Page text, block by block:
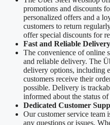
promotions and discounts
personalized offers and a
customers to return
offer special discounts for
Fast and Reliable Delivery
The convenience of online
and reliable delivery. The
delivery options, including
customers receive their
possible. Delivery is
informed about the status
Dedicated Customer
Our customer service team
any questions or issues.